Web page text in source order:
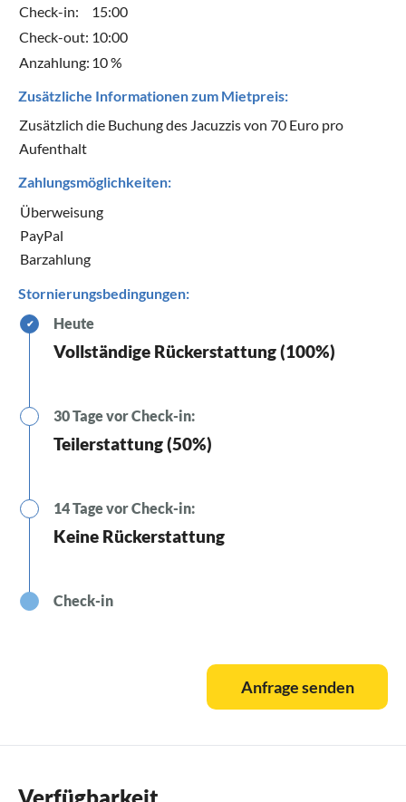
Check-in:
15:00
Check-out: 10:00
Anzahlung: 10 %
Zusätzliche Informationen zum Mietpreis:
Zusätzlich die Buchung des Jacuzzis von 70 Euro pro
Aufenthalt
Zahlungsmöglichkeiten:
Überweisung
PayPal
Barzahlung
Stornierungsbedingungen:
✔ Heute
Vollständige Rückerstattung (100%)
30 Tage vor Check-in:
Teilerstattung (50%)
14 Tage vor Check-in:
Keine Rückerstattung
Check-in
Anfrage senden
Verfügbarkeit